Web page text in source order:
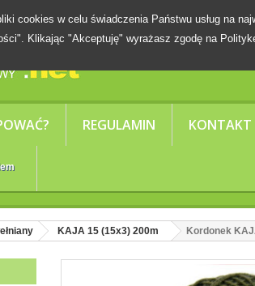
REGULAMIN KONTAKT
cookies w celu świadczenia Państwu usług na
Klikając "Akceptuję" wyrażasz zgodę na
KAJA 15 (15x3) 200m Kordonek